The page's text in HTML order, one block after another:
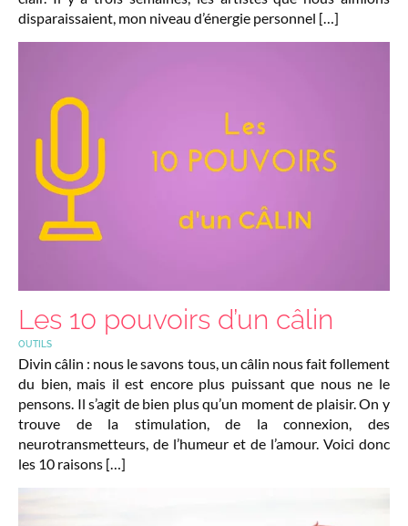
disparaissaient, mon niveau d’énergie personnel […]
Les 10 pouvoirs d’un câlin
OUTILS
Divin câlin : nous le savons tous, un câlin nous fait follement
du bien, mais il est encore plus puissant que nous ne le
pensons. Il s’agit de bien plus qu’un moment de plaisir. On y
trouve de la stimulation, de la connexion, des
neurotransmetteurs, de l’humeur et de l’amour. Voici donc
les 10 raisons […]